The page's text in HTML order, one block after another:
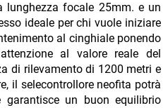
lunghezza focale 25mm. e un
ideale per chi vuole iniziare
al cinghiale ponendo
al valore reale del
di rilevamento di 1200 metri e
il selecontrollore neofita potrà
garantisce un buon equilibrio